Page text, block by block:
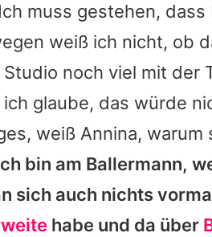
muss gestehen,
weiß ich nicht, ob
noch viel mit der
glaube, das würde
weiß Annina, warum
bin am Ballermann,
sich auch nichts
habe und da über